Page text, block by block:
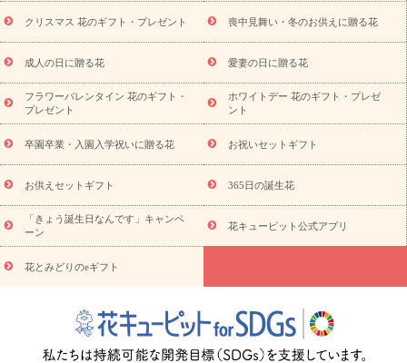
プリザーブドフラワー
スタイルから探す
アレンジメント
蘭・花鉢
ミディ胡蝶蘭・お祝い ミディ胡蝶蘭・お供え
の青色胡蝶蘭
観葉植物 観葉植物 産直多肉植物
プリザーブ
ドフラワー
お祝い お供え・お悔やみ 花とセットギフト
ミオーダー
プチギフト（hanamore -ハナモア-）
花とみどりの
eギフト
花キューピットのeGfit カラー ピンク
レンジ
レッド お花の種類 バラ ユリ トルコキキョウ
予
算から探す
お祝い お祝い・3000円～ お祝い・
お祝い・5000円～ お祝い・7000円～ お祝い・10000円～
お供え・お悔やみ
お供え・お悔やみ・3000円～
お供え・お
悔やみ・5000円～ お供え・お悔やみ・7000円～
お供え・お悔
やみ・10000円～
365日の誕生花カレンダー
開店・開業祝
お祝いを贈るときのマナー・
花キューピットのお祝いコラム一覧
誕生日のお花を「色
彩心理学」で選ぶ方法
結婚祝いの予算相場
出産祝いお役立ち情
クリスマス 花のギフト・プレゼント 喪中見舞い・冬のお供えに贈る花
成人の日に贈る花 愛妻の日に贈る花
フラワーバレンタイン 花のギフト・
プレゼント
ホワイトデー 花のギフト・プレゼ
ント
卒園卒業・入園入学祝いに贈る花 お祝いセットギフト
お供えセットギフト 365日の誕生花
「きょう誕生日なんです」キャンペ
ーン
花キューピット公式アプリ
花とみどりのeギフト